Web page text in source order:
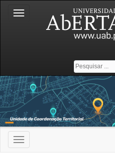
Toggle
navigation
Toggle
navigation